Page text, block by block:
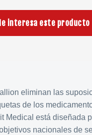
interesa este producto
eliminan las
de los
Medical está diseñada
nacionales de